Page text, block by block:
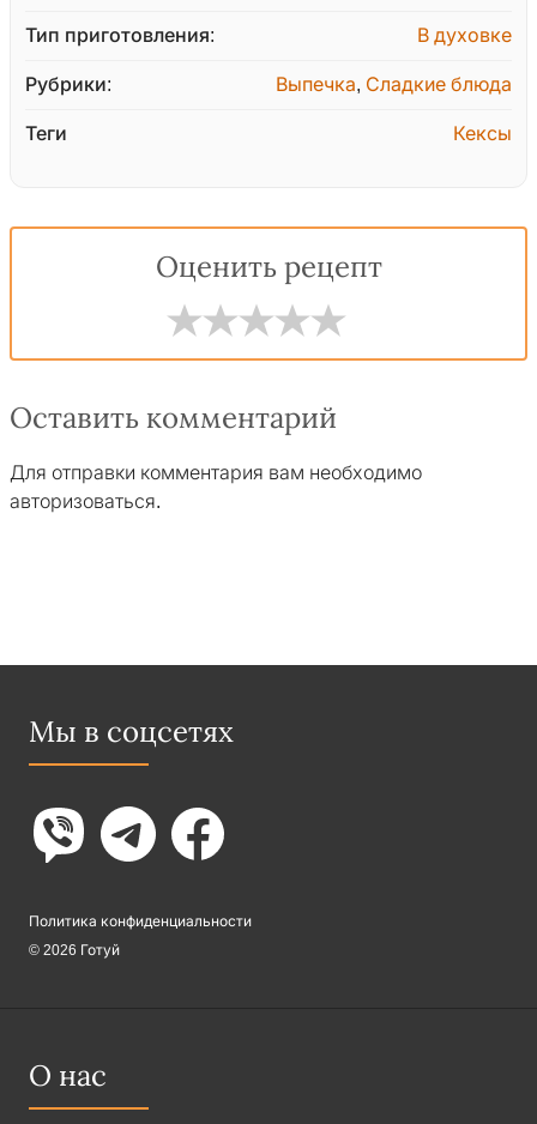
Тип приготовления: В духовке
Рубрики: Выпечка, Сладкие блюда
Теги Кексы
Оценить рецепт
Оставить комментарий
Для отправки комментария вам необходимо
авторизоваться.
Мы в соцсетях
Политика конфиденциальности
© 2026 Готуй
О нас